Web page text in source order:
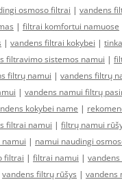
osmoso filtrai | vandens
| filtrai komfortui namuose
| vandens filtrai kokybei |
filtravimo sistemos namui |
filtrų namui | vandens filtrų
| vandens namui filtrų
kokybei name |
filtrai namui | filtrų namui
| namui naudingi
filtrai | filtrai namui |
vandens filtrų rūšys | vandens